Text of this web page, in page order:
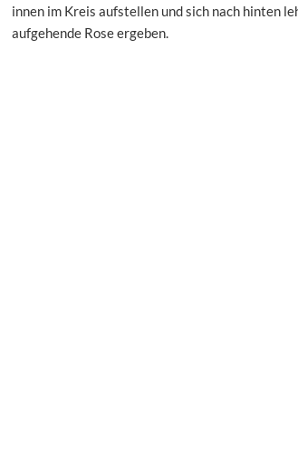
innen im Kreis aufstellen und sich nach hinten
aufgehende Rose ergeben.